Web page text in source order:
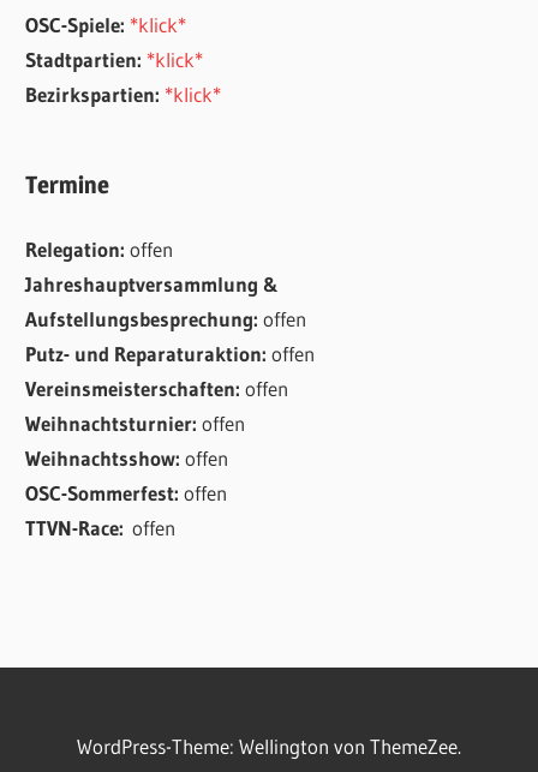
OSC-Spiele: *klick*
Stadtpartien: *klick*
Bezirkspartien: *klick*
Termine
Relegation:offen
Jahreshauptversammlung &
Aufstellungsbesprechung:offen
Putz- und Reparaturaktion:offen
Vereinsmeisterschaften:offen
Weihnachtsturnier:offen
Weihnachtsshow:offen
OSC-Sommerfest:offen
TTVN-Race:offen
WordPress-Theme: Wellington von ThemeZee.